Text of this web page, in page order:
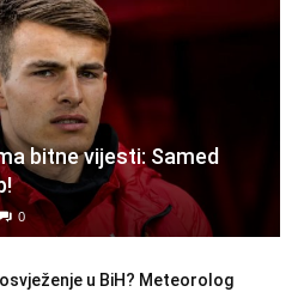
bitne vijesti: Samed
0
u BiH? Meteorolog